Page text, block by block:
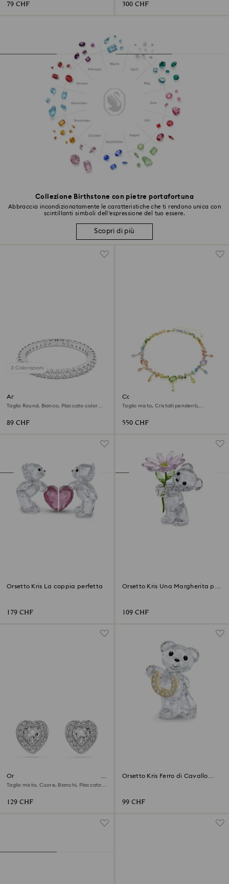
Collezione Birthstone con pietre portafortuna
Abbraccia incondizionatamente le caratteristiche che ti rendono unica con
scintillanti simboli dell’espressione del tuo essere.
Scopri di più
79 CHF 300 CHF
3 Colorazioni
Anello Matrix Vittore
Taglio Round, Bianco, Placcato color
89 CHF
Collana Gema
Taglio misto, Cristalli pendenti,
550 CHF
Orsetto Kris La coppia perfetta
179 CHF
Orsetto Kris Una Margherita per
109 CHF
Orecchini a lobo Ariana Grande
x Swarovski
Taglio misto, Cuore, Bianchi, Placcato
129 CHF
Orsetto Kris Ferro di Cavallo
99 CHF